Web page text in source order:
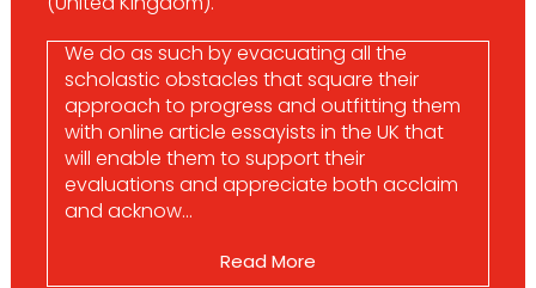
We do as such by evacuating all the
scholastic obstacles that square their
approach to progress and outfitting them
with online article essayists in the UK that
will enable them to support their
evaluations and appreciate both acclaim
and acknow...
Read More